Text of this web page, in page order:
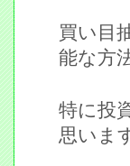
買い目
能な方
特に投
思いま